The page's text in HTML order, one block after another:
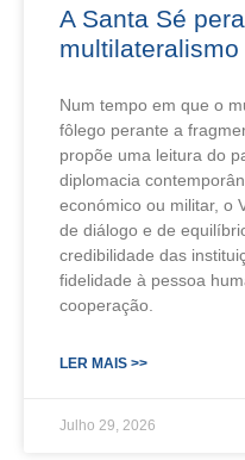
A Santa Sé
multilateralismo
Num tempo em que o
fôlego perante a
propõe uma leitura do
diplomacia
económico ou militar, o
de diálogo e de
credibilidade das
fidelidade à pessoa
cooperação.
LER MAIS >>
Julho 29, 2026